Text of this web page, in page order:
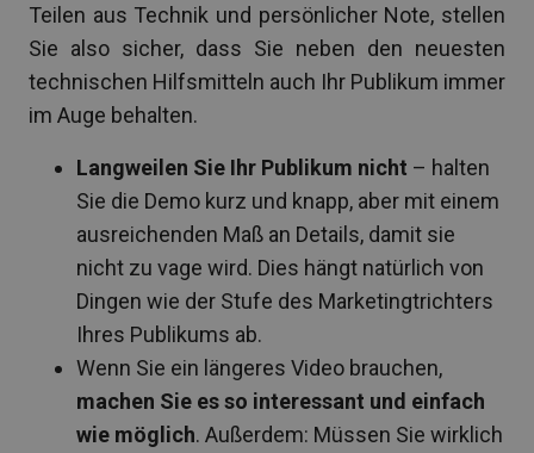
Teilen aus Technik und persönlicher Note, stellen
Sie also sicher, dass Sie neben den neuesten
technischen Hilfsmitteln auch Ihr Publikum immer
im Auge behalten.
Langweilen Sie Ihr Publikum nicht – halten
Sie die Demo kurz und knapp, aber mit einem
ausreichenden Maß an Details, damit sie
nicht zu vage wird. Dies hängt natürlich von
Dingen wie der Stufe des Marketingtrichters
Ihres Publikums ab.
Wenn Sie ein längeres Video brauchen,
machen Sie es so interessant und einfach
wie möglich. Außerdem: Müssen Sie wirklich